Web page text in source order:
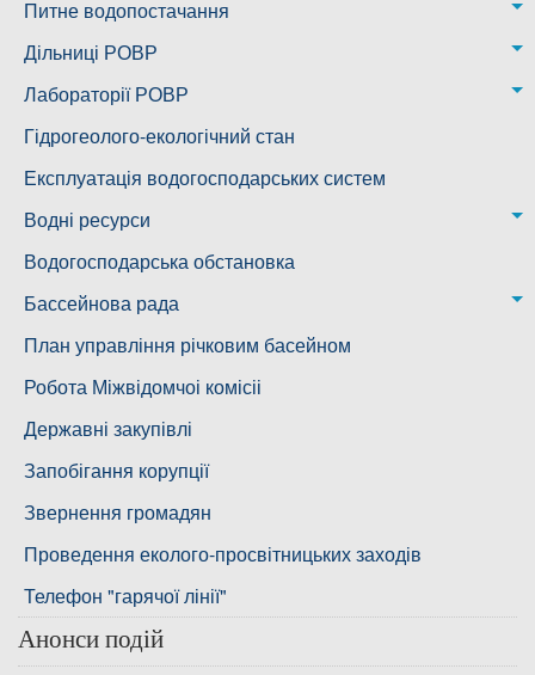
Питне водопостачання
м. Миколаїв
Казанківська ТГ
Дільниці РОВР
Новоодеська дільниця – водогін № 1,2
Воскресенська дільниця – водогін № 3
Ковалівська дільниця
Новобузька дільниця
Снігурівська дільниця
Дільниця з обслуговування насосного обладнання та
водоочисних установок
Лабораторії РОВР
Лабораторія моніторингу вод
Лабораторія питного водопостачання
Гідрогеолого-екологічний стан
Експлуатація водогосподарських систем
Водні ресурси
Режими роботи водних об’єктів
Водогосподарська обстановка
Бассейнова рада
Басейнова рада Південного Бугу
Басейнова рада нижнього Дніпра
Басейнова рада річок Причорномор'я
План управління річковим басейном
Робота Міжвідомчоі комісіі
Державні закупівлі
Запобігання корупції
Звернення громадян
Проведення еколого-просвітницьких заходів
Телефон "гарячої лінії"
Анонси подій